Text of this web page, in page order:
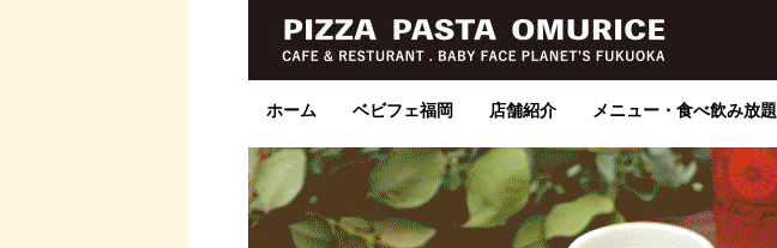
ホーム ベビフェ福岡 店舗紹介 メニュー・食べ飲み放題